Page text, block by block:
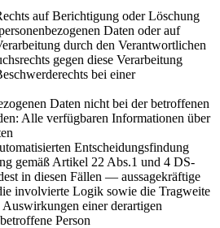
auf Berichtigung oder Löschung
Daten oder auf
durch den Verantwortlichen
gegen diese Verarbeitung
bei einer
Daten nicht bei der betroffenen
Alle verfügbaren Informationen über
Entscheidungsfindung
gemäß Artikel 22 Abs.1 und 4 DS-
in diesen Fällen — aussagekräftige
involvierte Logik sowie die Tragweite
Auswirkungen einer derartigen
Person